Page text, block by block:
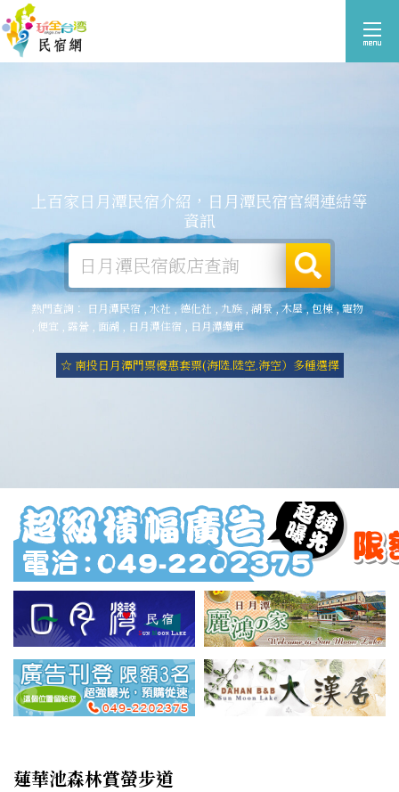
上百家日月潭民宿介紹，日月潭民宿官網連結等
資訊
熱門查詢： 日月潭民宿 水社,德化社,九族 湖景,木屋,包棟,寵物
便宜 露營 面湖 日月潭住宿 日月潭纜車
☆ 南投日月潭門票優惠套票(海陸.陸空.海空）多種選擇
蓮華池森林賞螢步道